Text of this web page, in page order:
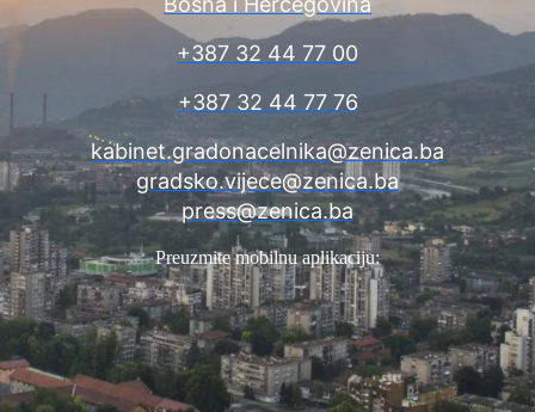
+387 32 44 77 00
+387 32 44 77 76
kabinet.gradonacelnika@zenica.ba
gradsko.vijece@zenica.ba
press@zenica.ba
Preuzmite mobilnu aplikaciju: